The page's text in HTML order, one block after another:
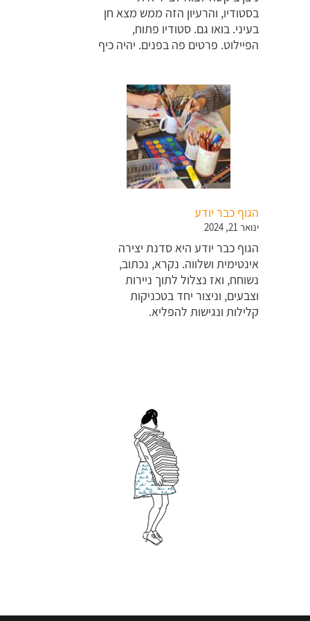
בסטודיו, והרעיון הזה ממש מצא חן
בעיני. בואו גם. סטודיו פתוח,
הפיילוט. פרטים פה בפנים. יהיה כיף
הגוף כבר יודע
ינואר 21, 2024
הגוף כבר יודע היא סדנת יצירה
אינטימית ושלווה. נקרא, נכתוב,
נשוחח, ואז נצלול לתוך ניירות
וצבעים, וניצור יחד בטכניקות
קלילות ונגישות להפליא.